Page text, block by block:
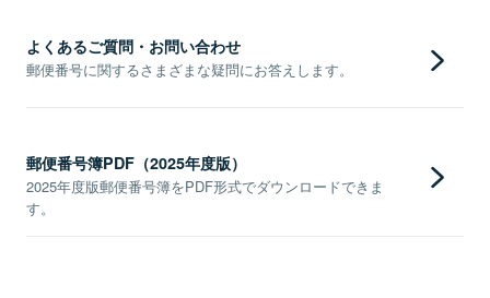
よくあるご質問・お問い合わせ
郵便番号に関するさまざまな疑問にお答えします。
郵便番号簿PDF（2025年度版）
2025年度版郵便番号簿をPDF形式でダウンロードできま
す。